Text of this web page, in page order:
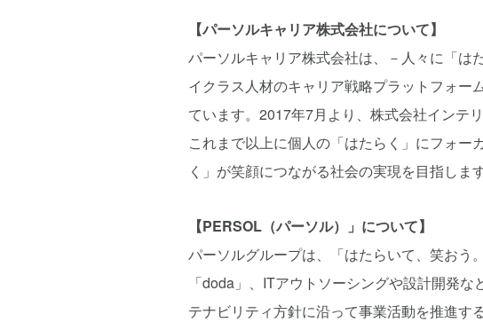
【パーソルキャリア株式会社について】
パーソルキャリア株式会社は、－人々に「は
イクラス人材のキャリア戦略プラットフォー
ています。2017年7月より、株式会社インテ
これまで以上に個人の「はたらく」にフォ
く」が笑顔につながる社会の実現を目指します
【PERSOL（パーソル）」について】
パーソルグループは、「はたらいて、笑おう
「doda」、ITアウトソーシングや設計開発
テナビリティ方針に沿って事業活動を推進す